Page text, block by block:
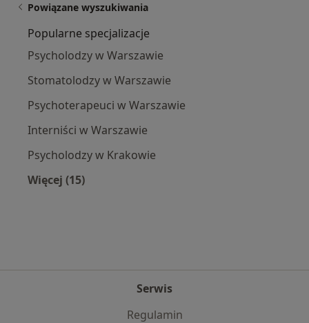
Powiązane wyszukiwania
Popularne specjalizacje
Psycholodzy w Warszawie
Stomatolodzy w Warszawie
Psychoterapeuci w Warszawie
Interniści w Warszawie
Psycholodzy w Krakowie
Więcej (15)
Serwis
Regulamin